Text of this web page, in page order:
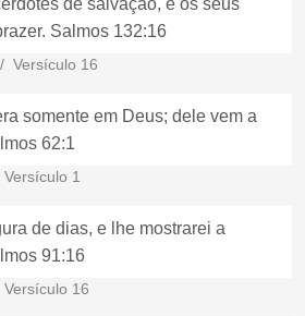
de salvação, e os seus
Salmos 132:16
Versículo 16
somente em Deus; dele vem a
62:1
Versículo 1
de dias, e lhe mostrarei a
91:16
Versículo 16